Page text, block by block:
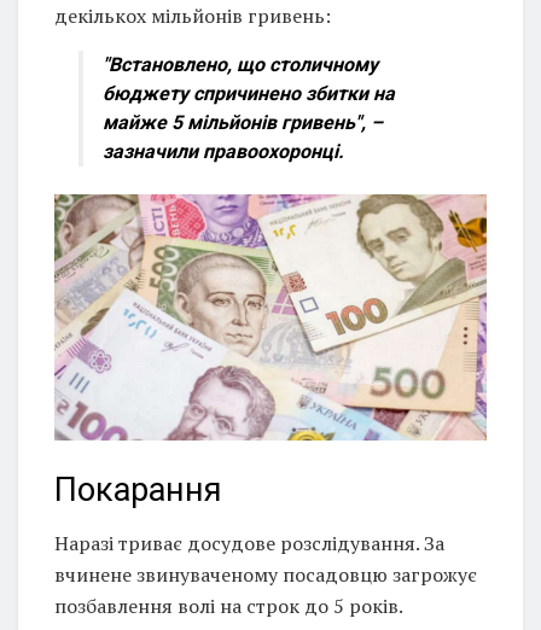
декількох мільйонів гривень:
"Встановлено, що столичному
бюджету спричинено збитки на
майже 5 мільйонів гривень", –
зазначили правоохоронці.
Покарання
Наразі триває досудове розслідування. За
вчинене звинуваченому посадовцю загрожує
позбавлення волі на строк до 5 років.